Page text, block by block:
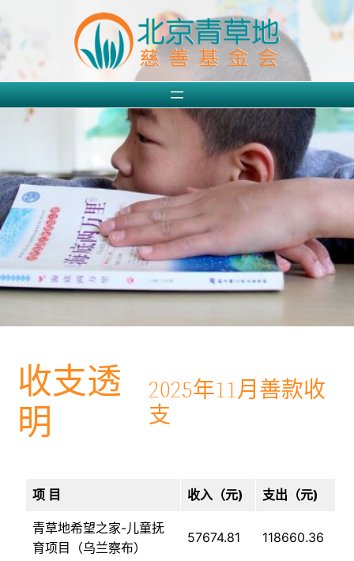
内
容
收支透
明
2025年11月善款收
支
项 目 收入（元) 支出（元)
青草地希望之家-儿童抚
育项目（乌兰察布）
57674.81 118660.36